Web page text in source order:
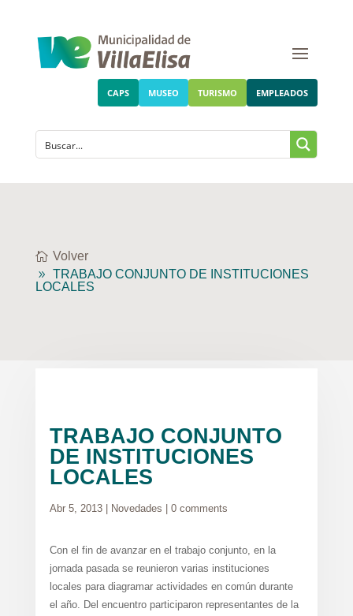
CAPS MUSEO TURISMO EMPLEADOS
Volver
TRABAJO CONJUNTO DE INSTITUCIONES
LOCALES
TRABAJO CONJUNTO
DE INSTITUCIONES
LOCALES
Abr 5, 2013| Novedades 0 comments
Con el fin de avanzar en el trabajo conjunto, en la
jornada pasada se reunieron varias instituciones
locales para diagramar actividades en común durante
el año. Del encuentro participaron representantes de la